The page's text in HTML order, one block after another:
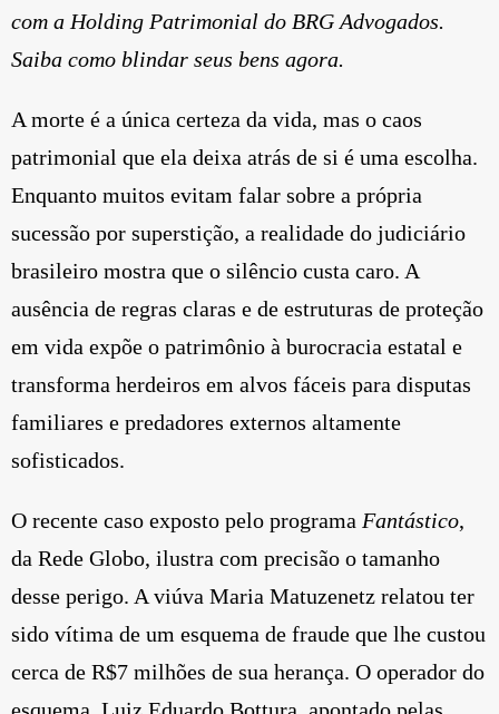
com a Holding Patrimonial do BRG Advogados.
Saiba como blindar seus bens agora.
A morte é a única certeza da vida, mas o caos
patrimonial que ela deixa atrás de si é uma escolha.
Enquanto muitos evitam falar sobre a própria
sucessão por superstição, a realidade do judiciário
brasileiro mostra que o silêncio custa caro. A
ausência de regras claras e de estruturas de proteção
em vida expõe o patrimônio à burocracia estatal e
transforma herdeiros em alvos fáceis para disputas
familiares e predadores externos altamente
sofisticados.
O recente caso exposto pelo programa Fantástico,
da Rede Globo, ilustra com precisão o tamanho
desse perigo. A viúva Maria Matuzenetz relatou ter
sido vítima de um esquema de fraude que lhe custou
cerca de R$7 milhões de sua herança. O operador do